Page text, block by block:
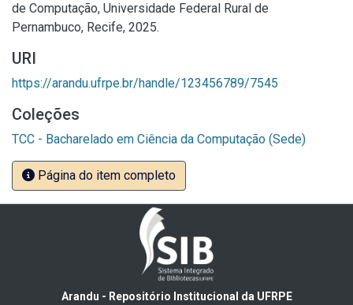
de Computação, Universidade Federal Rural de
Pernambuco, Recife, 2025.
URI
https://arandu.ufrpe.br/handle/123456789/7545
Coleções
TCC - Bacharelado em Ciência da Computação (Sede)
Página do item completo
Arandu - Repositório Institucional da UFRPE